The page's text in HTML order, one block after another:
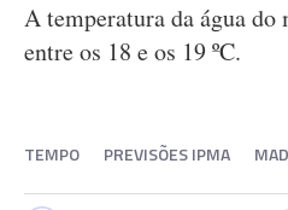
A temperatura da água do
entre os 18 e os 19 ºC.
TEMPO PREVISÕES IPMA